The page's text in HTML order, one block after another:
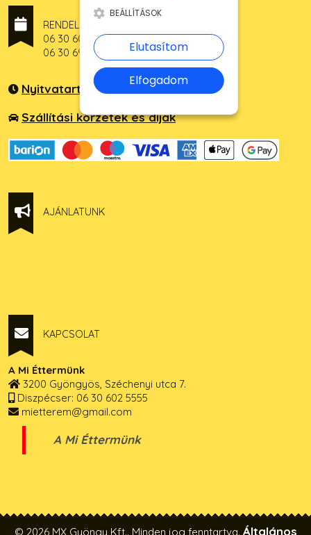
RENDELÉSFELVÉTEL
06 30 602 5555
06 30 690 8888
Nyitvatartás
Szállítási körzetek és díjak
AJÁNLATUNK
KAPCSOLAT
A Mi Éttermünk
3200 Gyöngyös, Széchenyi utca 7.
Diszpécser: 06 30 602 5555
mietterem@gmail.com
A Mi Éttermünk
© 2026 MX Gyöngy Kft.. Minden jog fenntartva. Általános
BEÁLLÍTÁSOK
Elutasítom
Elfogadom